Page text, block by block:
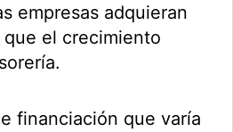
empresas adquieran
el crecimiento
financiación que varía